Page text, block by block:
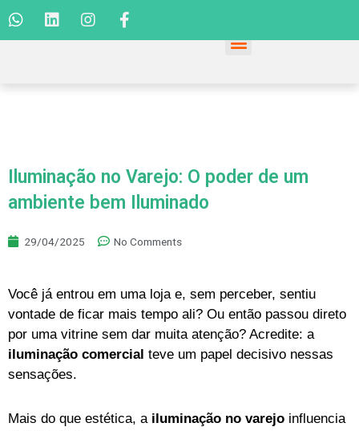
Iluminação no Varejo: O poder de um
ambiente bem Iluminado
29/04/2025 No Comments
Você já entrou em uma loja e, sem perceber, sentiu
vontade de ficar mais tempo ali? Ou então passou direto
por uma vitrine sem dar muita atenção? Acredite: a
iluminação comercial teve um papel decisivo nessas
sensações.
Mais do que estética, a iluminação no varejo influencia